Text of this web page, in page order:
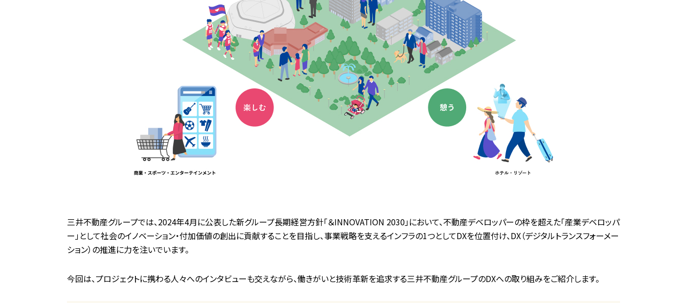
三井不動産グループでは、2024年4月に公表した新グループ長期経営方針「＆INNOVATION 2030」において、不動産デベロッパーの枠を超えた「産業デベロッパ
ー」として社会のイノベーション・付加価値の創出に貢献することを目指し、事業戦略を支えるインフラの1つとしてDXを位置付け、DX（デジタルトランスフォーメー
ション）の推進に力を注いでいます。
今回は、プロジェクトに携わる人々へのインタビューも交えながら、働きがいと技術革新を追求する三井不動産グループのDXへの取り組みをご紹介します。